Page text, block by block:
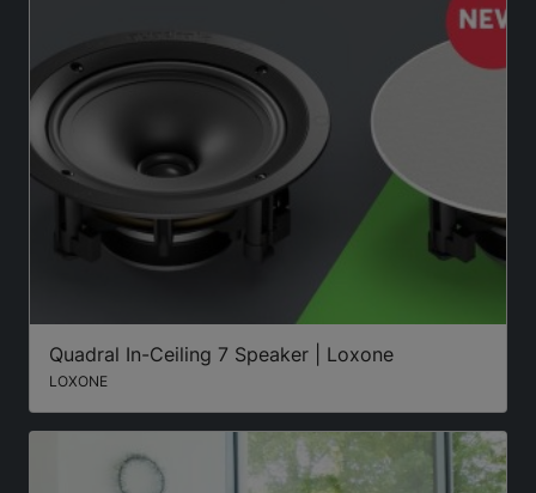
Quadral In-Ceiling 7 Speaker | Loxone
LOXONE